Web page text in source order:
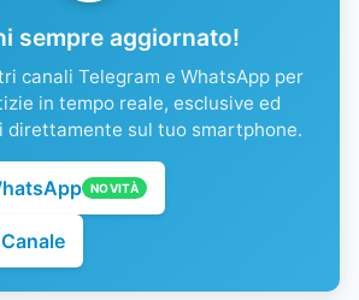
sempre aggiornato!
canali Telegram e WhatsApp per
in tempo reale, esclusive ed
direttamente sul tuo smartphone.
NOVITÀ